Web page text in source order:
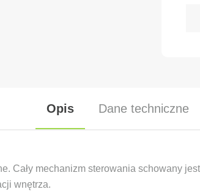
Opis Dane techniczne
Cały mechanizm sterowania schowany
wnętrza.